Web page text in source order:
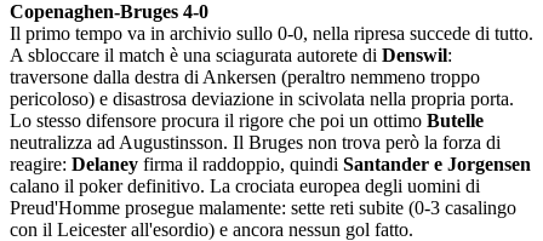
Copenaghen-Bruges 4-0
Il primo tempo va in archivio sullo 0-0, nella ripresa succede di tutto.
A sbloccare il match è una sciagurata autorete di Denswil:
traversone dalla destra di Ankersen (peraltro nemmeno troppo
pericoloso) e disastrosa deviazione in scivolata nella propria porta.
Lo stesso difensore procura il rigore che poi un ottimo Butelle
neutralizza ad Augustinsson. Il Bruges non trova però la forza di
reagire: Delaney firma il raddoppio, quindi Santander e Jorgensen
calano il poker definitivo. La crociata europea degli uomini di
Preud'Homme prosegue malamente: sette reti subite (0-3 casalingo
con il Leicester all'esordio) e ancora nessun gol fatto.